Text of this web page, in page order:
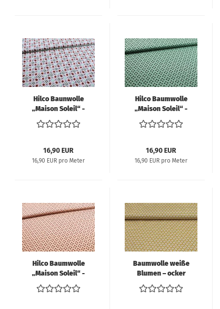
Hilco Baunwolle
„Maison Soleil“ -
Emilie Kollektion 2021
große Ornamente
16,90 EUR
16,90 EUR pro Meter
Hilco Baumwolle
„Maison Soleil“ -
Emilie Kollektion 2021
Retromuster hellgrün
16,90 EUR
16,90 EUR pro Meter
Hilco Baumwolle
„Maison Soleil“ -
Emilie Kollektion 2021
Retromuster dunkles
Baumwolle weiße
Blumen – ocker